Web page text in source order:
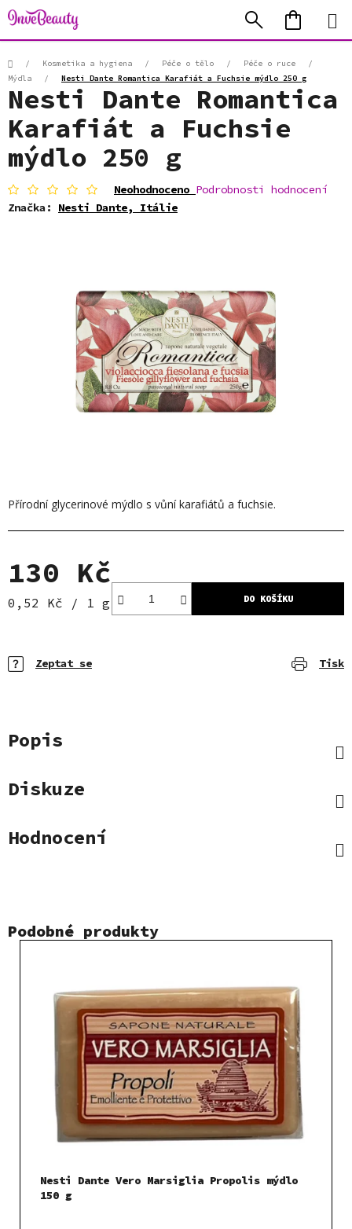
Přejít
na
obsah
Hledat
KOŠÍK
Domů/ Kosmetika a hygiena / Péče o tělo / Péče o ruce
/
Mýdla
/ Nesti Dante Romantica Karafiát a Fuchsie mýdlo 250 g
Přírodní glycerinové mýdlo s vůní karafiátů a fuchsie.
130 Kč
Měrná cena:
0,52 Kč / 1 g DO KOŠÍKU
Tisk
Zeptat se
Nesti Dante Romantica
Karafiát a Fuchsie
mýdlo 250 g
Průměrné
hodnocení
produktu
Neohodnoceno Podrobnosti hodnocení
Značka: Nesti Dante, Itálie
Popis
Diskuze
Hodnocení
Podobné produkty
Nesti Dante Vero Marsiglia Propolis mýdlo
150 g